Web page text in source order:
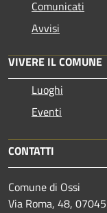
Comunicati
Avvisi
VIVERE IL COMUNE
Luoghi
Eventi
CONTATTI
Comune di Ossi
Via Roma, 48,